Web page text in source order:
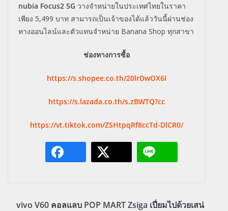
nubia Focus2 5G วางจำหน่ายในประเทศไทยในราคา
เพียง 5,499 บาท สามารถเป็นเจ้าของได้แล้ววันนี้ผ่านช่อง
ทางออนไลน์และตัวแทนจำหน่าย Banana Shop ทุกสาขา
ช่องทางการซื้อ
https://s.shopee.co.th/20lrDwOX6I
https://s.lazada.co.th/s.zBWTQ?cc
https://vt.tiktok.com/ZSHtpqRf8ccTd-DlCR0/
vivo V60 คอลแลบ POP MART Zsiga เปี่ยมไปด้วยเสน่